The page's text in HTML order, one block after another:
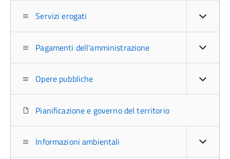
Servizi erogati
Pagamenti dell'amministrazione
Opere pubbliche
Pianificazione e governo del territorio
Informazioni ambientali